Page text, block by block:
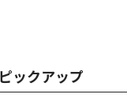
ピックアップ